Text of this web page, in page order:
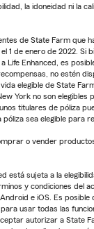
la idoneidad ni la
de State Farm que
1 de enero de 2022. Si
Life Enhanced, es
no estén
elegible de State
York no son elegibles
titulares de póliza
sea elegible para
o vender
está sujeta a la
y condiciones del
e iOS. Es posible
usar todas las
autorizar a State